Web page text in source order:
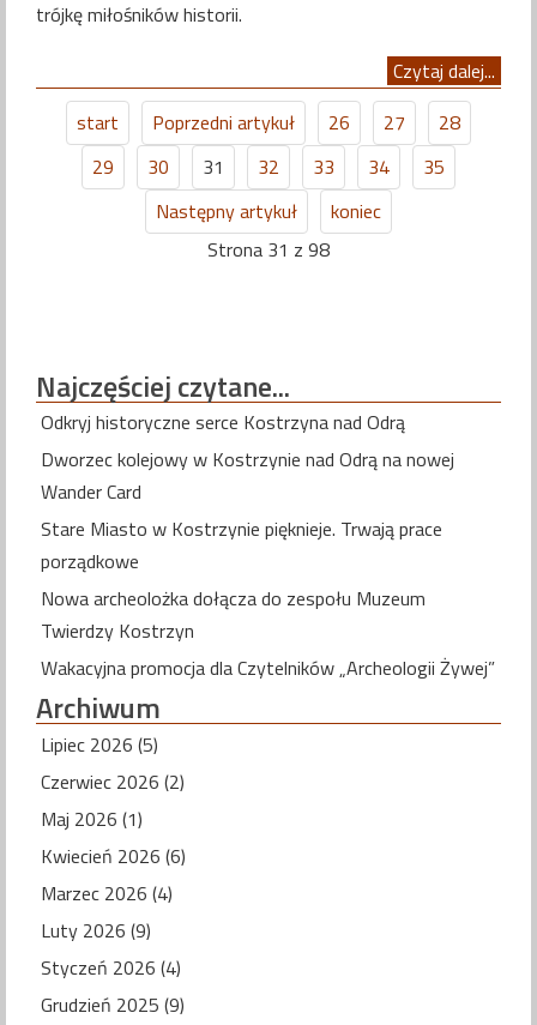
trójkę miłośników historii.
Czytaj dalej...
start
Poprzedni artykuł 26 27
28
29
30 31 32 33 34
35
Następny artykuł
koniec
Strona 31 z 98
Najczęściejczytane...
Odkryj historyczne serce Kostrzyna nad Odrą
Dworzec kolejowy w Kostrzynie nad Odrą na nowej
Wander Card
Stare Miasto w Kostrzynie pięknieje. Trwają prace
porządkowe
Nowa archeolożka dołącza do zespołu Muzeum
Twierdzy Kostrzyn
Wakacyjna promocja dla Czytelników „Archeologii Żywej”
Archiwum
Lipiec 2026 (5)
Czerwiec 2026 (2)
Maj 2026 (1)
Kwiecień 2026 (6)
Marzec 2026 (4)
Luty 2026 (9)
Styczeń 2026 (4)
Grudzień 2025 (9)